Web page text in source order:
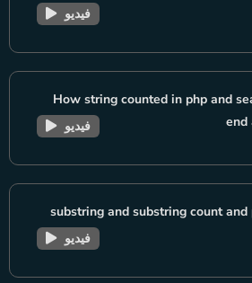
فيديو
How string counted in php and
end
فيديو
substring and substring count
فيديو